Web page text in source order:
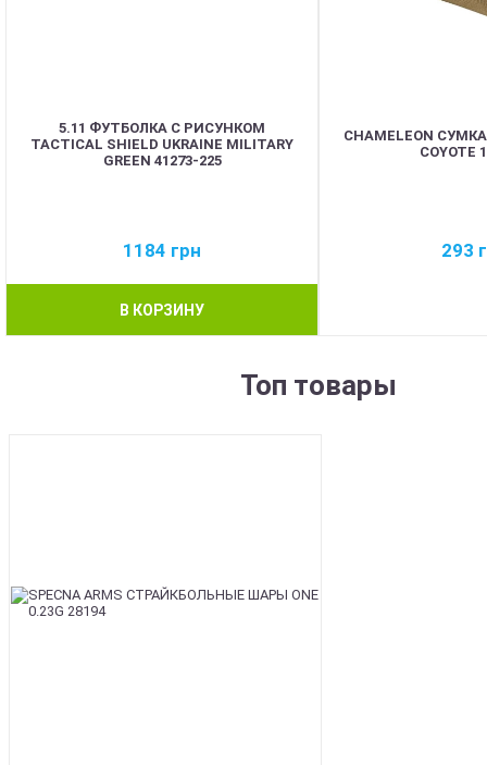
5.11 ФУТБОЛКА С РИСУНКОМ
TACTICAL SHIELD UKRAINE MILITARY
GREEN 41273-225
1184 грн
В КОРЗИНУ
CHAMELEON СУМКА
COYOTE
293
Топ товары